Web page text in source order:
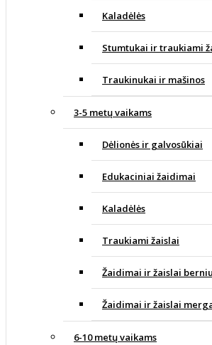
Kaladėlės
Stumtukai ir traukiami
Traukinukai ir mašinos
3-5 metų vaikams
Dėlionės ir galvosūkiai
Edukaciniai žaidimai
Kaladėlės
Traukiami žaislai
Žaidimai ir žaislai
Žaidimai ir žaislai
6-10 metų vaikams